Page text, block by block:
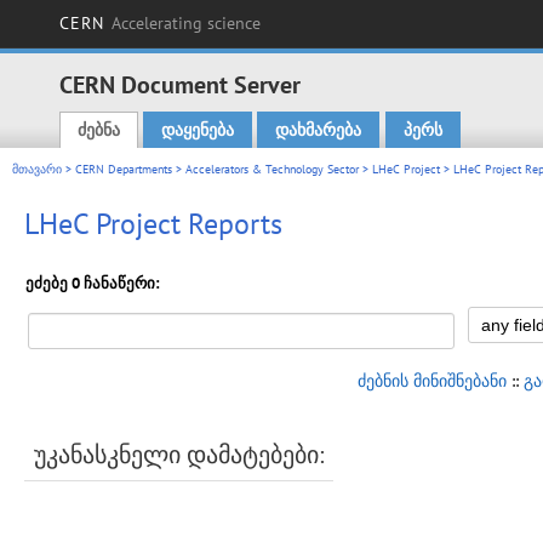
CERN Accelerating science
CERN Document Server
Main menu
ძებნა დაყენება დახმარება პერს
მთავარი > CERN Departments > Accelerators & Technology Sector> LHeC Project> LHeC Project
LHeC Project Reports
ეძებე 0 ჩანაწერი:
ძებნის მინიშნებანი ::
უკანასკნელი დამატებები: